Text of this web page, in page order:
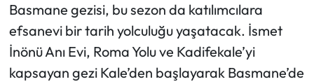
Basmane gezisi, bu sezon da katılımcılara
efsanevi bir tarih yolculuğu yaşatacak. İsmet
İnönü Anı Evi, Roma Yolu ve Kadifekale’yi
kapsayan gezi Kale’den başlayarak Basmane’de